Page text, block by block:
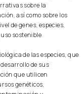
sobre la
así como sobre los
de genes, especies,
sostenible
de las especies, que
de sus
que utilicen
genéticos,